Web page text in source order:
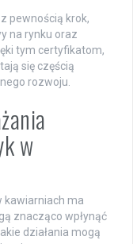
pewnością krok,
na rynku oraz
tym certyfikatom,
się częścią
rozwoju.
w
kawiarniach ma
znacząco wpłynąć
działania mogą